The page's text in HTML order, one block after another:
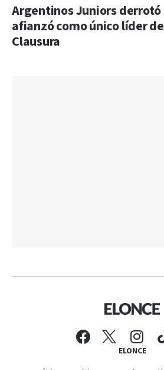
Argentinos Juniors derrotó
afianzó como único líder
Clausura
ELONCE